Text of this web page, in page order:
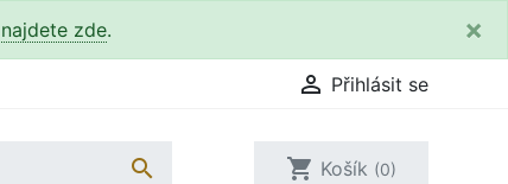
najdete zde. ×
 Přihlásit se
 shopping_cart Košík (0)